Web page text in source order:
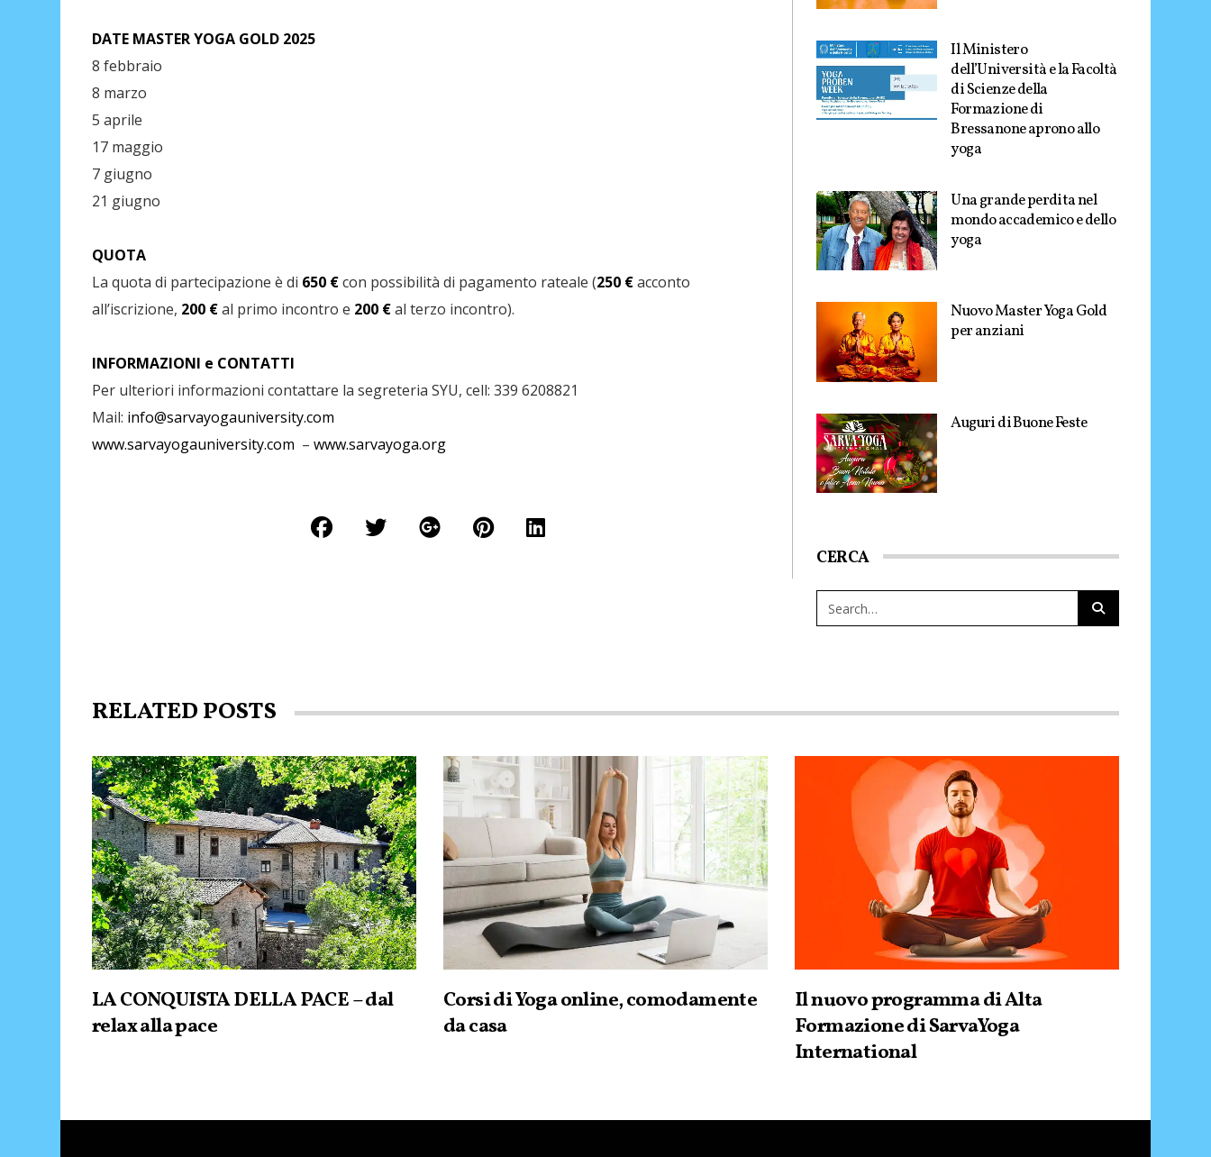
DATE MASTER YOGA GOLD 2025
8 febbraio
8 marzo
5 aprile
17 maggio
7 giugno
21 giugno
QUOTA
La quota di partecipazione è di 650 €con possibilità di pagamento rateale (250 €acconto
all’iscrizione, 200 €al primo incontro e 200 €al terzo incontro).
INFORMAZIONI e CONTATTI
Per ulteriori informazioni contattare la segreteria SYU, cell: 339 6208821
Mail: info@sarvayogauniversity.com
www.sarvayogauniversity.com – www.sarvayoga.org
Il Ministero
dell’Università e la Facoltà
di Scienze della
Formazione di
Bressanone aprono allo
yoga
Una grande perdita nel
mondo accademico e dello
yoga
Nuovo Master Yoga Gold
per anziani
Auguri di Buone Feste
CERCA
RELATED POSTS
LA CONQUISTA DELLA PACE – dal
relax alla pace
Corsi di Yoga online, comodamente
da casa
Il nuovo programma di Alta
Formazione di SarvaYoga
International